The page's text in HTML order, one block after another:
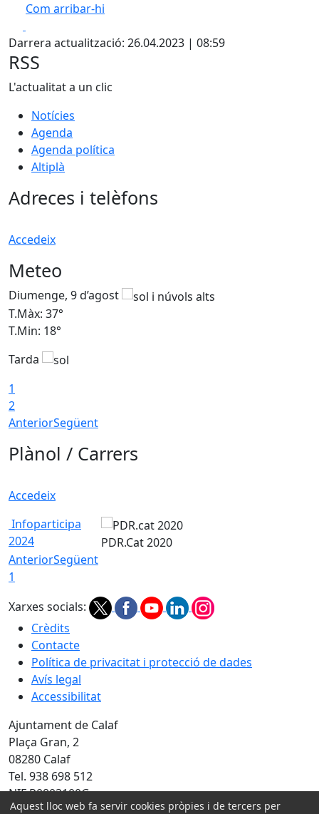
Com arribar-hi
+
−
Darrera actualització: 26.04.2023 | 08:59
RSS
L'actualitat a un clic
Notícies
Agenda
Agenda política
Altiplà
Adreces i telèfons
Accedeix
Meteo
Diumenge, 9 d’agost
T.Màx: 37°
T.Min: 18°
Tarda
1
2
AnteriorSegüent
Plànol / Carrers
Accedeix
Infoparticipa
2024
PDR.Cat 2020
AnteriorSegüent
1
Xarxes socials:
Crèdits
Contacte
Política de privacitat i protecció de dades
Avís legal
Accessibilitat
Ajuntament de Calaf
Plaça Gran, 2
08280 Calaf
Tel. 938 698 512
NIF P0803100G
Aquest lloc web fa servir cookies pròpies i de tercers per